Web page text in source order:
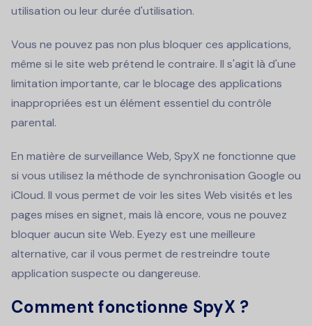
utilisation ou leur durée d'utilisation.
Vous ne pouvez pas non plus bloquer ces applications,
même si le site web prétend le contraire. Il s'agit là d'une
limitation importante, car le blocage des applications
inappropriées est un élément essentiel du contrôle
parental.
En matière de surveillance Web, SpyX ne fonctionne que
si vous utilisez la méthode de synchronisation Google ou
iCloud. Il vous permet de voir les sites Web visités et les
pages mises en signet, mais là encore, vous ne pouvez
bloquer aucun site Web. Eyezy est une meilleure
alternative, car il vous permet de restreindre toute
application suspecte ou dangereuse.
Comment fonctionne SpyX ?